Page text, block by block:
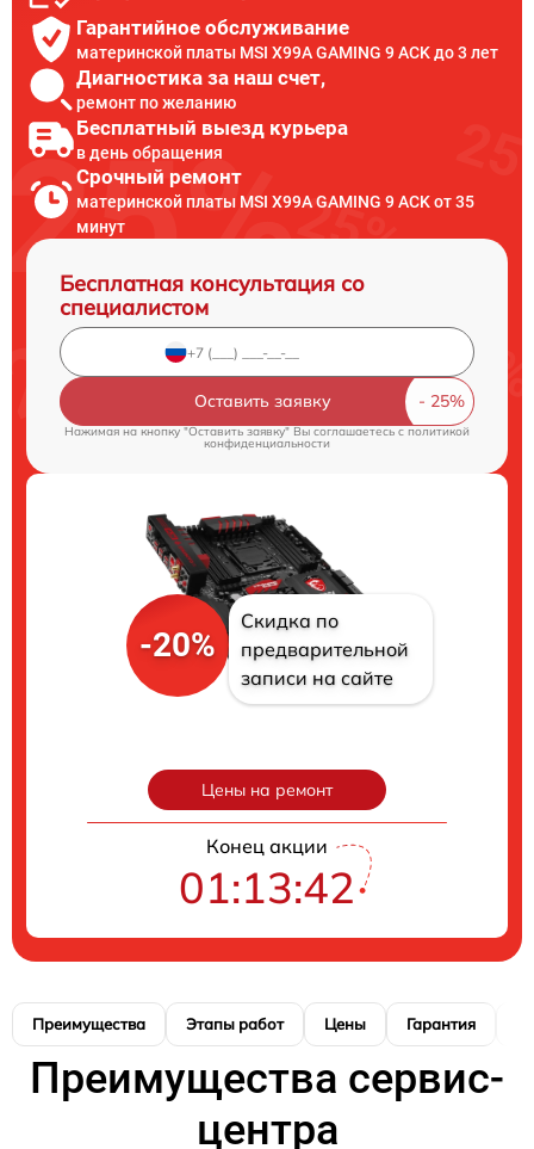
Гарантийное обслуживание
материнской платы MSI X99A GAMING 9 ACK до 3 лет
Диагностика за наш счет,
ремонт по желанию
Бесплатный выезд курьера
в день обращения
Срочный ремонт
материнской платы MSI X99A GAMING 9 ACK от 35
минут
Бесплатная консультация со
специалистом
Оставить заявку
Нажимая на кнопку "Оставить заявку" Вы соглашаетесь cполитикой
конфиденциальности
-20%
Скидка по
предварительной
записи на сайте
Цены на ремонт
Конец акции
01:13:41
Преимущества Этапы работ Цены Гарантия
Преимущества сервис-
центра